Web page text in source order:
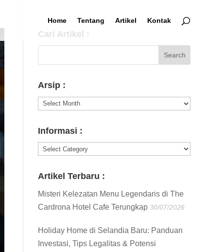
Home Tentang Artikel Kontak
Cari Artikel :
Arsip :
Arsip
Informasi :
Informasi
Artikel Terbaru :
Misteri Kelezatan Menu Legendaris di The
Cardrona Hotel Cafe Terungkap 30/07/2026
Holiday Home di Selandia Baru: Panduan
Investasi, Tips Legalitas & Potensi